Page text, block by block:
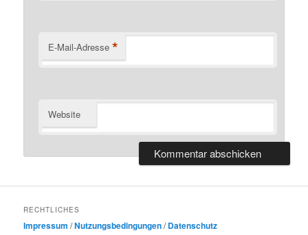
E-Mail-Adresse *
Website
RECHTLICHES
Impressum /Nutzungsbedingungen/Datenschutz